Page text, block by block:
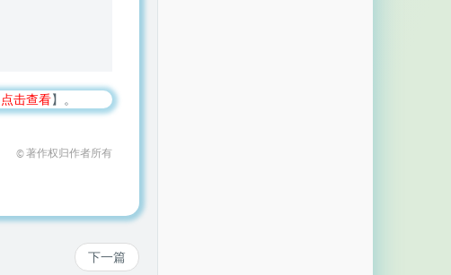
点击查看】。
© 著作权归作者所有
下一篇